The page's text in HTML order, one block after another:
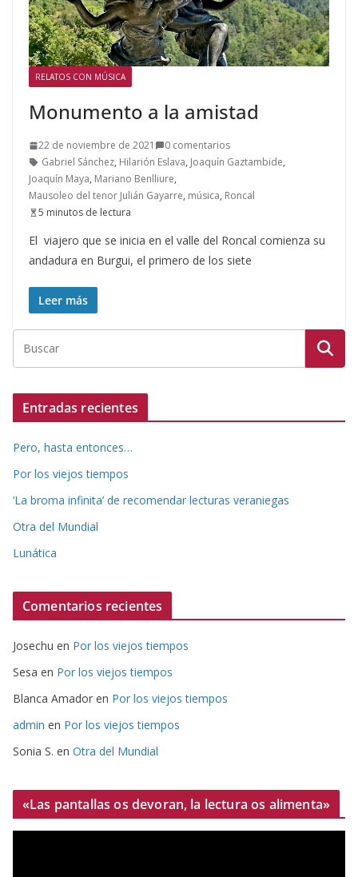
RELATOS CON MÚSICA
Monumento a la amistad
22 de noviembre de 2021
0 comentarios
Gabriel Sánchez, Hilarión Eslava, Joaquín Gaztambide,
Joaquín Maya, Mariano Benlliure,
Mausoleo del tenor Julián Gayarre, música, Roncal
5 minutos de lectura
El viajero que se inicia en el valle del Roncal comienza su
andadura en Burgui, el primero de los siete
Leer más
Entradas recientes
Pero, hasta entonces…
Por los viejos tiempos
‘La broma infinita’ de recomendar lecturas veraniegas
Otra del Mundial
Lunática
Comentarios recientes
Josechu en Por los viejos tiempos
Sesa en Por los viejos tiempos
Blanca Amador en Por los viejos tiempos
admin en Por los viejos tiempos
Sonia S. en Otra del Mundial
«Las pantallas os devoran, la lectura os alimenta»